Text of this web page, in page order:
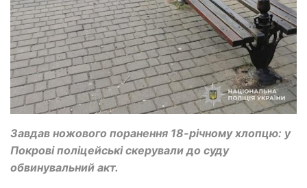
Завдав ножового поранення 18-річному хлопцю: у
Покрові поліцейські скерували до суду
обвинувальний акт.